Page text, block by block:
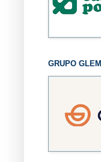
GRUPO GLEM